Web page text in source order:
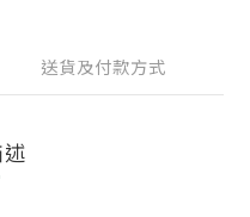
送貨及付款方式